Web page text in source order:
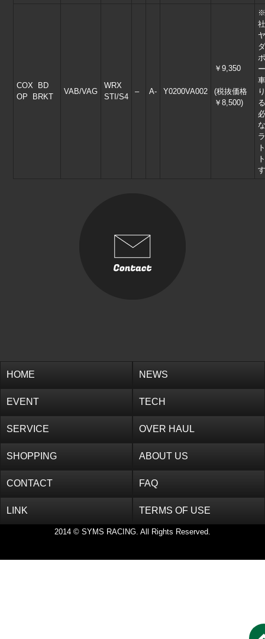
COX BD
OP BRKT
VAB/VAG
WRX
STI/S4
– A- Y0200VA002
￥9,350
(税抜価格
￥8,500)
HOME NEWS
EVENT TECH
SERVICE OVER HAUL
SHOPPING ABOUT US
CONTACT FAQ
LINK TERMS OF USE
2014 © SYMS RACING. All Rights Reserved.